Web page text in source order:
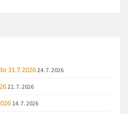
31.7.2026 24. 7. 2026
21. 7. 2026
14. 7. 2026